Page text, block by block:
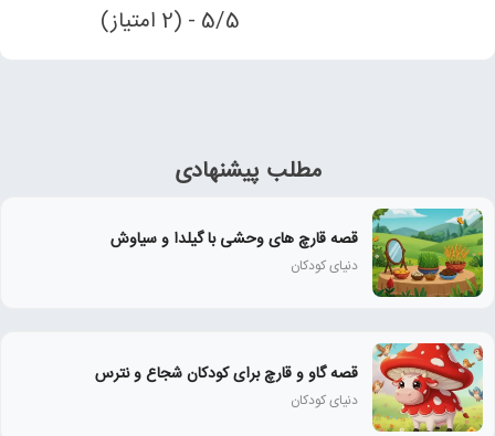
5/5 - (2 امتیاز)
مطلب پیشنهادی
قصه قارچ های وحشی با گیلدا و سیاوش
دنیای کودکان
قصه گاو و قارچ برای کودکان شجاع و نترس
دنیای کودکان